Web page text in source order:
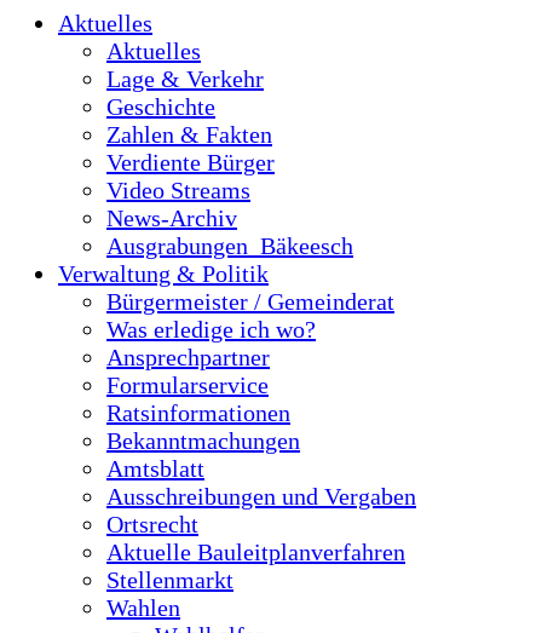
Aktuelles
Aktuelles
Lage & Verkehr
Geschichte
Zahlen & Fakten
Verdiente Bürger
Video Streams
News-Archiv
Ausgrabungen_Bäkeesch
Verwaltung & Politik
Bürgermeister / Gemeinderat
Was erledige ich wo?
Ansprechpartner
Formularservice
Ratsinformationen
Bekanntmachungen
Amtsblatt
Ausschreibungen und Vergaben
Ortsrecht
Aktuelle Bauleitplanverfahren
Stellenmarkt
Wahlen